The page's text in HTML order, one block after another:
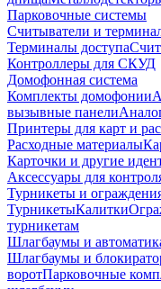
Парковочные системы
Считыватели и
Терминалы доступа
Контроллеры для СКУД
Домофонная система
Комплекты домофонии
вызывные панели
Принтеры для карт и
Расходные материалы
Карточки и другие
Аксессуары для
Турникеты и
ТурникетыКалитки
турникетам
Шлагбаумы и
Шлагбаумы и
воротПарковочные